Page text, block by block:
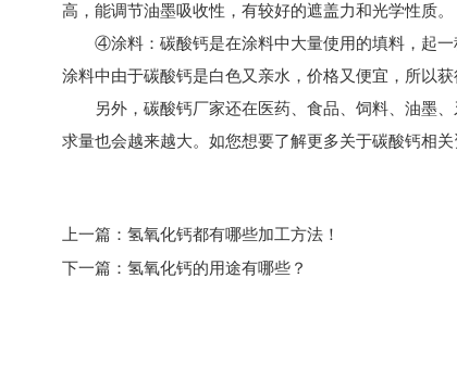
高，能调节油墨吸收性，有较好的遮盖力和光学性质。
④涂料：碳酸钙是在涂料中大量使用的填料，起
涂料中由于碳酸钙是白色又亲水，价格又便宜，所以获
另外，碳酸钙厂家还在医药、食品、饲料、油墨
求量也会越来越大。如您想要了解更多关于碳酸钙相
上一篇： 氢氧化钙都有哪些加工方法！
下一篇： 氢氧化钙的用途有哪些？